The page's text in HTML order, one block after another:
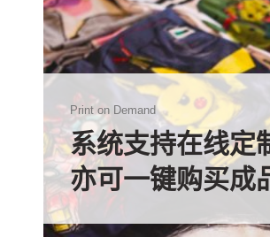
Print on Demand
系统支持在线定
亦可一键购买成